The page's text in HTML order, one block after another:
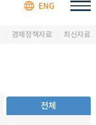
ENG
경제정책자료 최신자료
전체